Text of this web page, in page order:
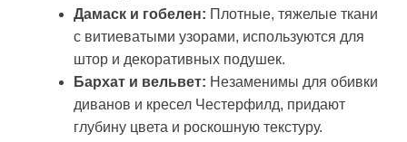
Дамаск и гобелен: Плотные, тяжелые ткани
с витиеватыми узорами, используются для
штор и декоративных подушек.
Бархат и вельвет: Незаменимы для обивки
диванов и кресел Честерфилд, придают
глубину цвета и роскошную текстуру.